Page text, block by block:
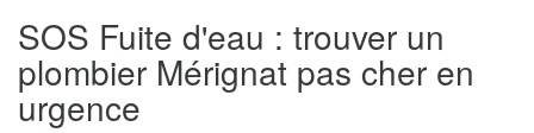
SOS Fuite d'eau : trouver un
plombier Mérignat pas cher en
urgence